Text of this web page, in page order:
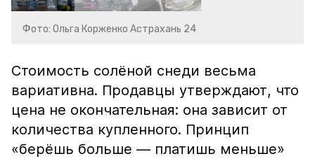
Фото: Ольга Корженко Астрахань 24
Стоимость солёной снеди весьма
вариативна. Продавцы утверждают, что
цена не окончательная: она зависит от
количества купленного. Принцип
«берёшь больше — платишь меньше»